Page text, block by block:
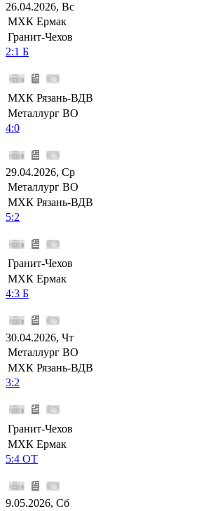
26.04.2026, Вс
МХК Ермак
Гранит-Чехов
2:1 Б
МХК Рязань-ВДВ
Металлург ВО
4:0
29.04.2026, Ср
Металлург ВО
МХК Рязань-ВДВ
5:2
Гранит-Чехов
МХК Ермак
4:3 Б
30.04.2026, Чт
Металлург ВО
МХК Рязань-ВДВ
3:2
Гранит-Чехов
МХК Ермак
5:4 ОТ
9.05.2026, Сб